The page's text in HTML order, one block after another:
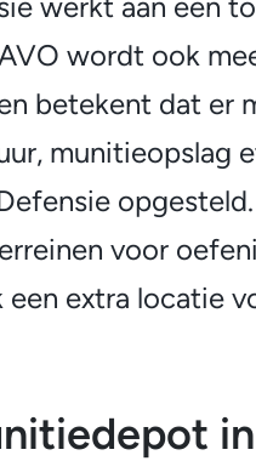
wordt ook
betekent dat er
munitieopslag
voor
een extra locatie